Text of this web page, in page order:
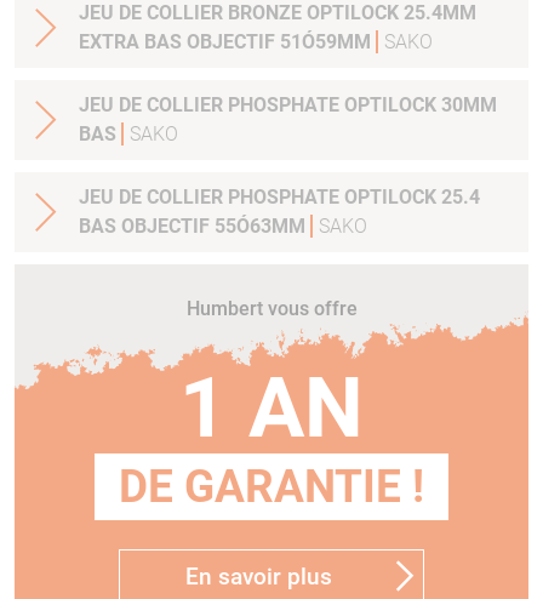
JEU DE COLLIER BRONZE OPTILOCK 25.4MM
EXTRA BAS OBJECTIF 51Ó59MM
SAKO
JEU DE COLLIER PHOSPHATE OPTILOCK 30MM
BAS
SAKO
JEU DE COLLIER PHOSPHATE OPTILOCK 25.4
BAS OBJECTIF 55Ó63MM
SAKO
Humbert vous offre
1 AN
DE GARANTIE !
En savoir plus